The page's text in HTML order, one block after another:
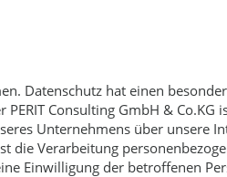
Datenschutz hat einen
Consulting GmbH &
Unternehmens über unsere
die Verarbeitung
Einwilligung der betroffenen